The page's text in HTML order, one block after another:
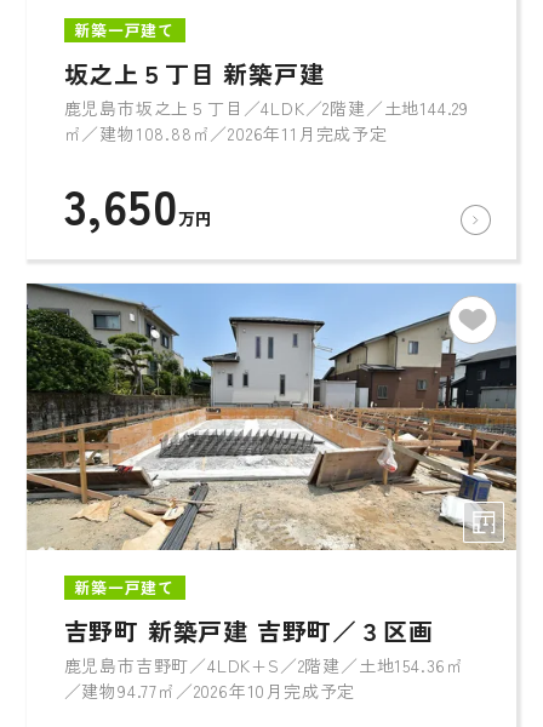
新築一戸建て
坂之上５丁目 新築戸建
鹿児島市坂之上５丁目／4LDK／2階建／土地144.29
㎡／建物108.88㎡／2026年11月完成予定
3,650万円
新築一戸建て
吉野町 新築戸建 吉野町／３区画
鹿児島市吉野町／4LDK+S／2階建／土地154.36㎡
／建物94.77㎡／2026年10月完成予定